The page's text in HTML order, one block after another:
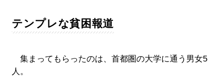
テンプレな貧困報道
集まってもらったのは、首都圏の大学に通う男女5
人。